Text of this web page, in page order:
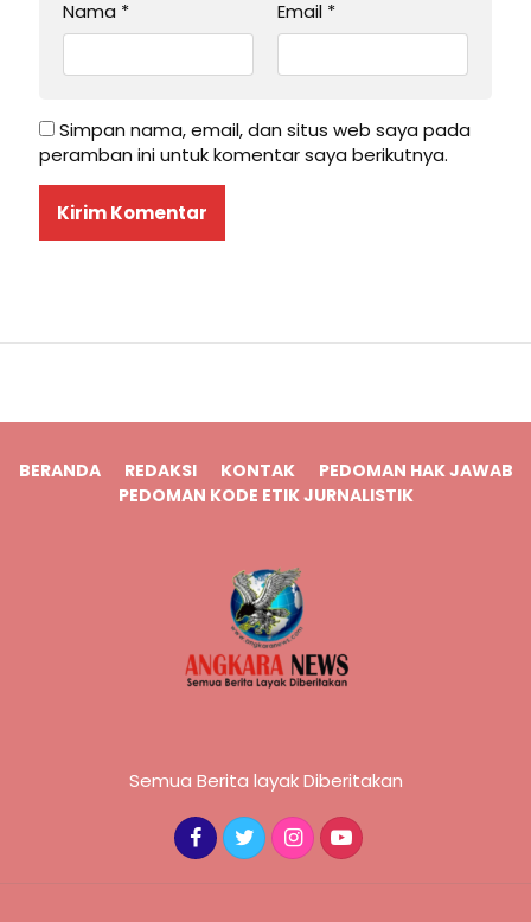
Nama * Email *
Simpan nama, email, dan situs web saya pada
peramban ini untuk komentar saya berikutnya.
BERANDA REDAKSI KONTAK
PEDOMAN HAK JAWAB
PEDOMAN KODE ETIK JURNALISTIK
Semua Berita layak Diberitakan